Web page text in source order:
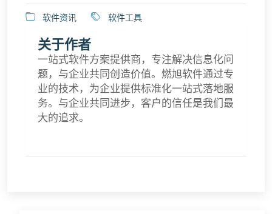
软件资讯 软件工具
关于作者
一站式软件方案提供商，专注解决信息化问
题，与企业共同创造价值。燃旭软件通过专
业的技术，为企业提供标准化一站式落地服
务。与企业共同进步，客户的信任是我们最
大的追求。